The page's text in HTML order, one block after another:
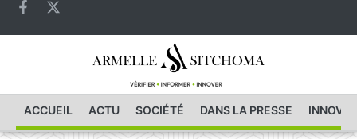
ACCUEIL ACTU SOCIÉTÉ DANS LA PRESSE